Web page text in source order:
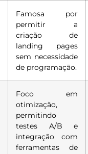
Famosa por
permitir a
criação de
landing pages
sem necessidade
de programação.
Foco em
otimização,
permitindo
testes A/B e
integração com
ferramentas de